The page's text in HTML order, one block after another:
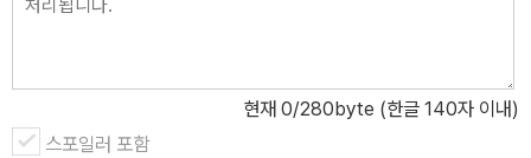
현재 0/280byte (한글 140자 이내)
스포일러 포함